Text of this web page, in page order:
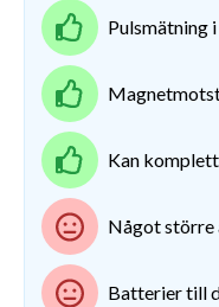
Pulsmätning
Kan
Något större
Batterier till